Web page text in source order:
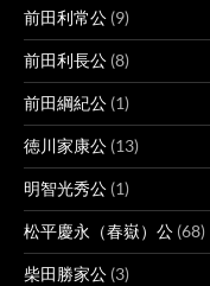
前田利常公 (9)
前田利長公 (8)
前田綱紀公 (1)
徳川家康公 (13)
明智光秀公 (1)
松平慶永（春嶽）公 (68)
柴田勝家公 (3)